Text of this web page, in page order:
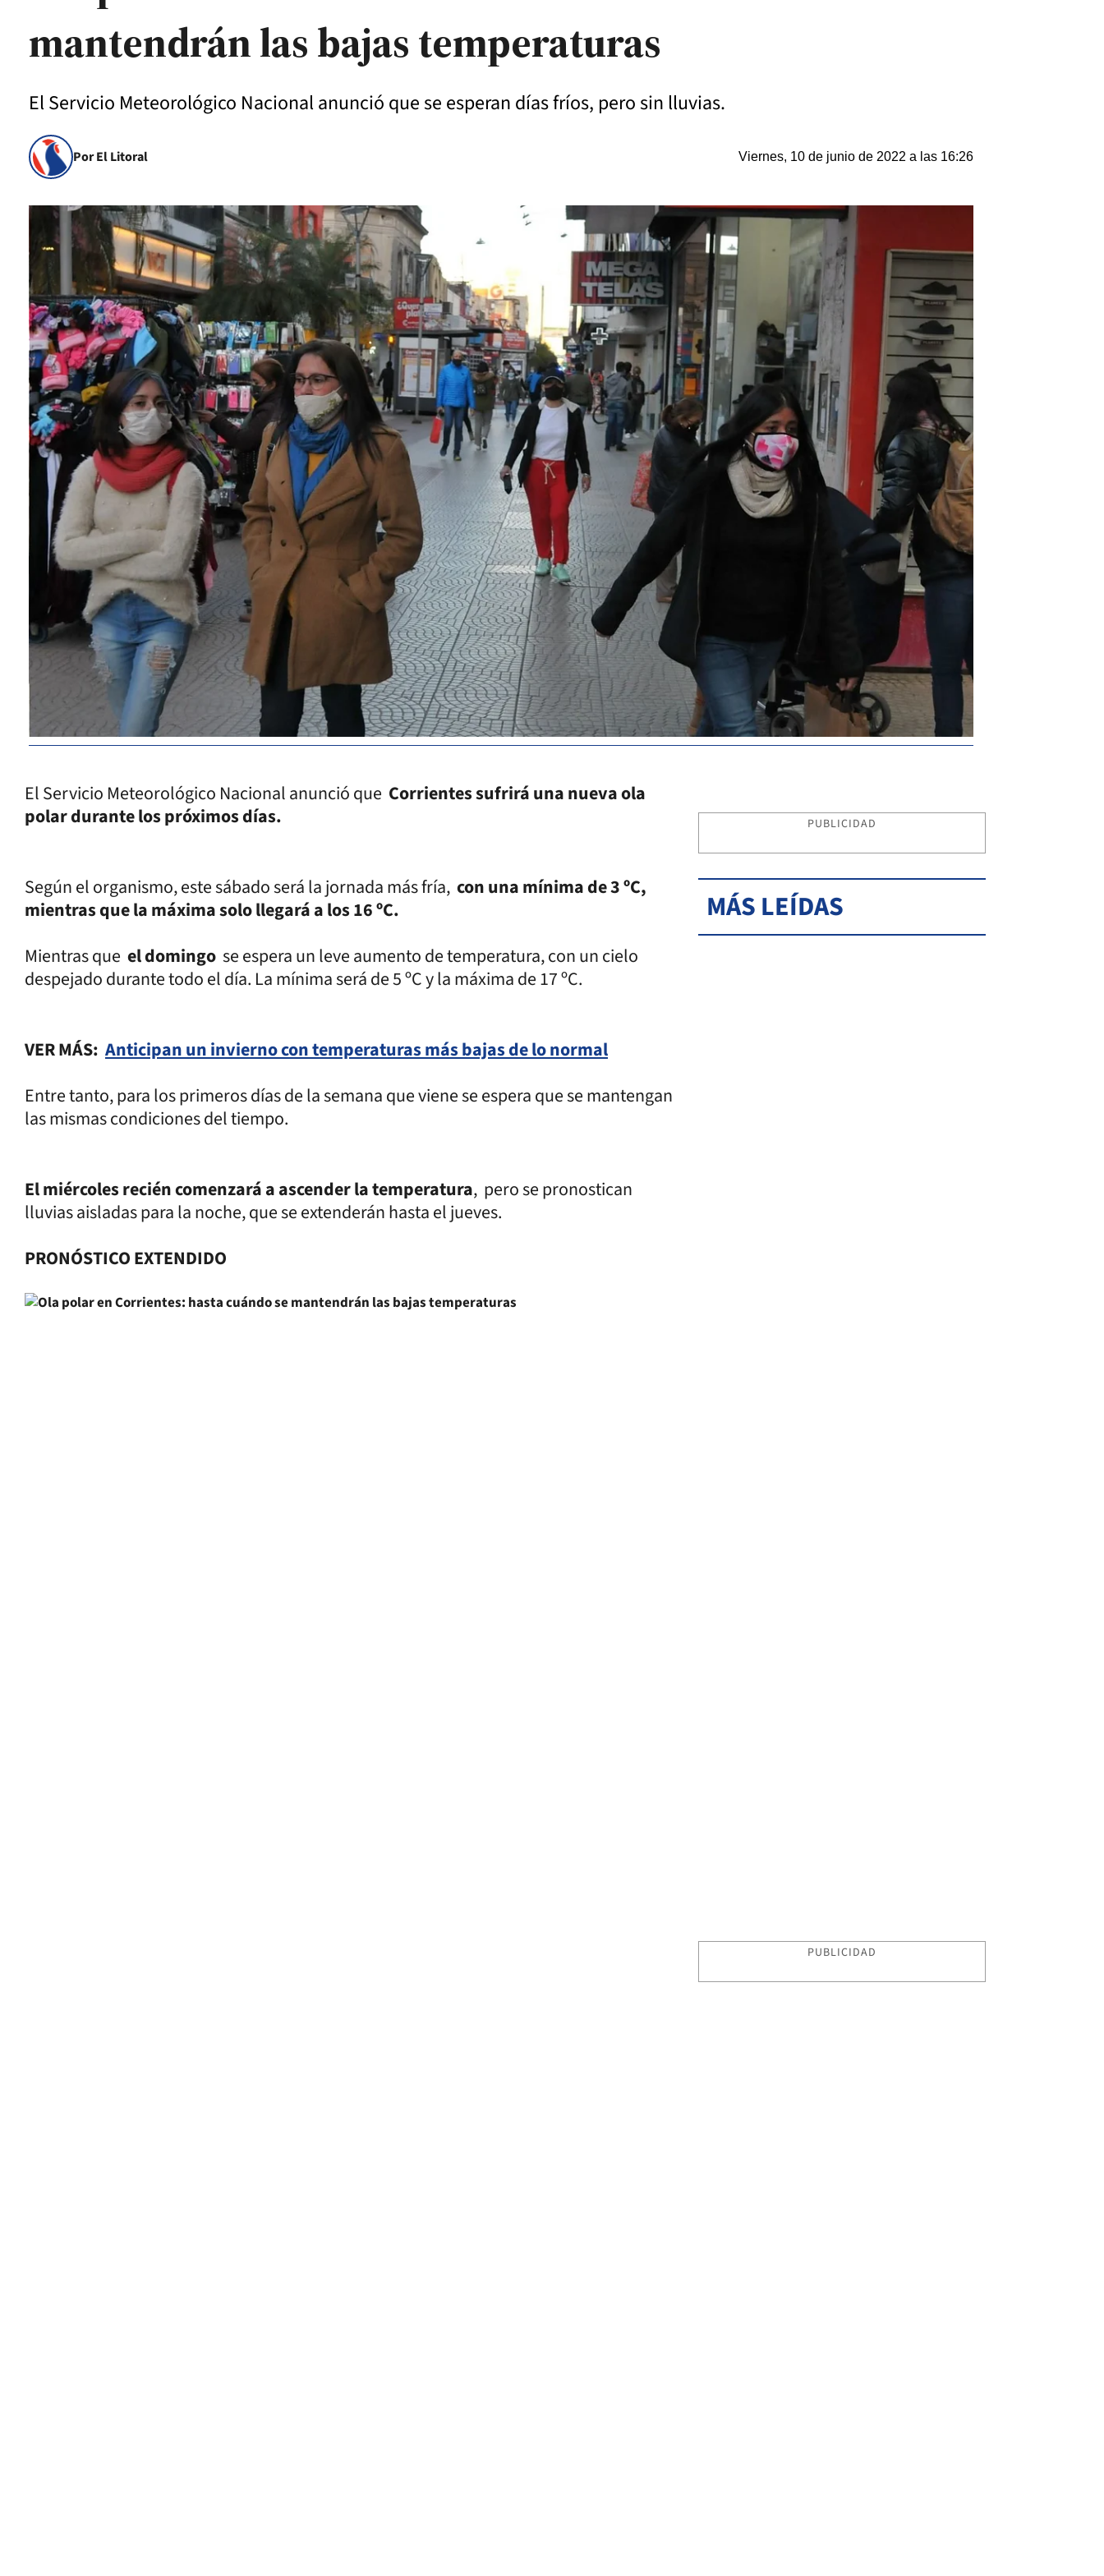
mantendrán las bajas temperaturas
El Servicio Meteorológico Nacional anunció que se esperan días fríos, pero sin lluvias.
Por El Litoral Viernes, 10 de junio de 2022 a las 16:26
El Servicio Meteorológico Nacional anunció que Corrientes sufrirá una nueva ola
polar durante los próximos días.
Según el organismo, este sábado será la jornada más fría, con una mínima de 3 ºC,
mientras que la máxima solo llegará a los 16 ºC.
Mientras que el domingo se espera un leve aumento de temperatura, con un cielo
despejado durante todo el día. La mínima será de 5 ºC y la máxima de 17 ºC.
VER MÁS: Anticipan un invierno con temperaturas más bajas de lo normal
Entre tanto, para los primeros días de la semana que viene se espera que se mantengan
las mismas condiciones del tiempo.
El miércoles recién comenzará a ascender la temperatura, pero se pronostican
lluvias aisladas para la noche, que se extenderán hasta el jueves.
PRONÓSTICO EXTENDIDO
PUBLICIDAD
MÁS LEÍDAS
PUBLICIDAD